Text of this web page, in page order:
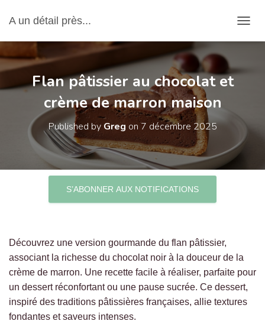
A un détail près...
Flan pâtissier au chocolat et
crème de marron maison
Published by Greg on7 décembre 2025
S’ABONNER AUX NOTIFICATIONS
Découvrez une version gourmande du flan pâtissier,
associant la richesse du chocolat noir à la douceur de la
crème de marron. Une recette facile à réaliser, parfaite pour
un dessert réconfortant ou une pause sucrée. Ce dessert,
inspiré des traditions pâtissières françaises, allie textures
fondantes et saveurs intenses.